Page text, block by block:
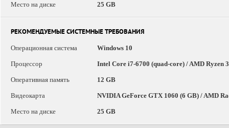
Место на диске 25 GB
РЕКОМЕНДУЕМЫЕ СИСТЕМНЫЕ ТРЕБОВАНИЯ
Операционная система
Windows 10
Процессор Intel Core i7-6700 (quad-core) / AMD Ryzen
Оперативная память 12 GB
Видеокарта NVIDIA GeForce GTX 1060 (6 GB) / AMD
Место на диске 25 GB